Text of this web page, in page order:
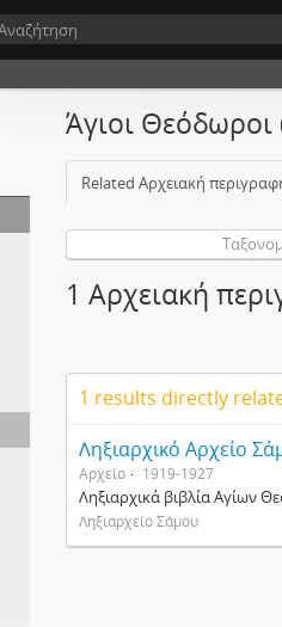
Άγιοι Θεόδωροι
Related Αρχειακή
1 Αρχειακή
1 results directly
Ληξιαρχικό Αρχείο
Αρχείο 1919-1927
Ληξιαρχικά βιβλία Αγίων
Ληξιαρχείο Σάμου